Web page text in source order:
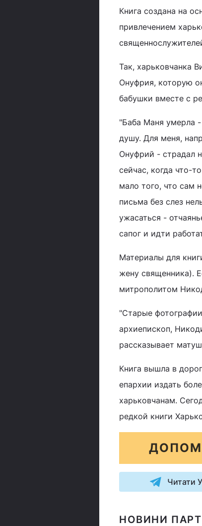
Книга создана на
привлечением
Так, харьковчанка
Онуфрия, которую
бабушки вместе с
"Баба Маня умерла
душу. Для меня,
Онуфрий - страдал
сейчас, когда что-
мало того, что сам
письма без слез
ужасаться -
сапог и идти
Материалы для
жену священника).
митрополитом
"Старые
архиепископ,
рассказывает
Книга вышла в
епархии издать
харьковчанам.
редкой книги
Читати
НОВИНИ